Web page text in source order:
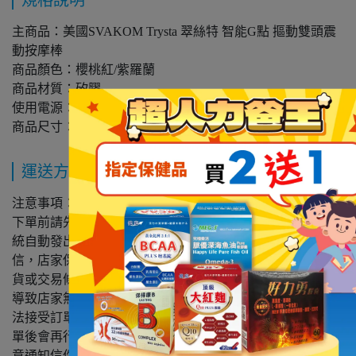
主商品：美國SVAKOM Trysta 翠絲特 智能G點 摳動雙頭震
動按摩棒
商品顏色：櫻桃紅/紫羅蘭
商品材質：矽膠
使用電源：USB
商品尺寸：185mmx60mm
運送方式
注意事項：
下單前請先聯繫客服人員詢問有無現貨，您下單後會收到系
統自動發出制式訂購通知信，此訂購通知信非訂購成功通知
信，店家保留訂單接受與否權利，如因產品無存貨、持續缺
貨或交易條件有誤（如因系統價格標示錯誤）或其他情形，
導致店家無法接受您的訂單，將以電子郵件方式發送店家無
法接受訂單之通知，並盡快辦理退款；店家確認接受此筆訂
單後會再行發送確認接受訂單及出貨通知電子郵件，敬請注